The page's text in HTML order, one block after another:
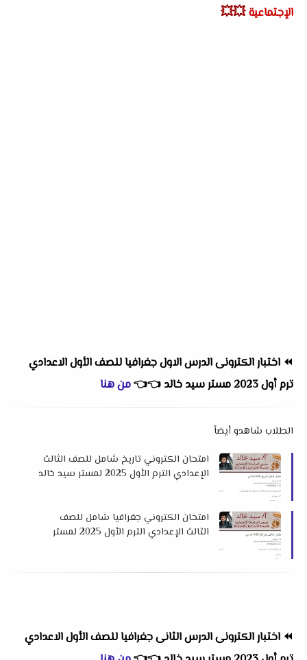
الإجتماعية 💥💥
⏪ اختبار الكترونى الدرس الاول جغرافيا للصف الأول الاعدادي
ترم أول 2023 مستر سيد خالد
👈
👈من هنا
الطلاب شاهدو أيضاً
امتحان الكتروني تاريخ شامل للصف الثالث
الإعدادي الترم الأول 2025 لمستر سيد خالد
امتحان الكتروني جغرافيا شامل للصف
الثالث الإعدادي الترم الأول 2025 لمستر
⏪ اختبار الكترونى الدرس الثانى جغرافيا للصف الأول الاعدادي